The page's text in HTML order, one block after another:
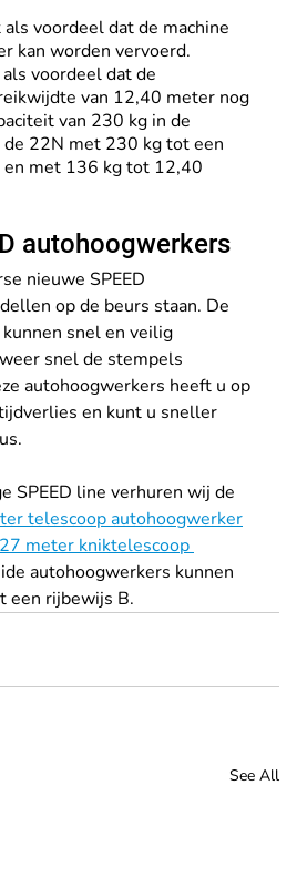
voordeel dat de machine
kan worden vervoerd.
voordeel dat de
van 12,40 meter nog
van 230 kg in de
22N met 230 kg tot een
met 136 kg tot 12,40
autohoogwerkers
nieuwe SPEED
op de beurs staan. De
snel en veilig
snel de stempels
autohoogwerkers heeft u op
en kunt u sneller
SPEED line verhuren wij de
telescoop autohoogwerker
meter kniktelescoop
autohoogwerkers kunnen
een rijbewijs B.
See All